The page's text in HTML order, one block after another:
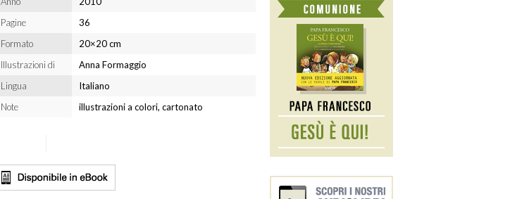
Pagine
36
Formato
20×20 cm
Illustrazioni di
Anna Formaggio
Lingua
Italiano
Note
illustrazioni a colori, cartonato